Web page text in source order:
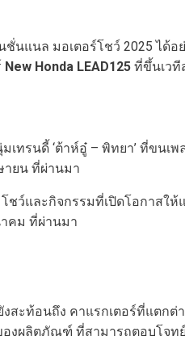
แนล มอเตอร์โชว์ 2025 ได้
New Honda LEAD125 ที่ขึ้นเวที
รนดี้ ‘ต้าห์อู๋ – พิทยา’ ที่ขนเ
ายน ที่ผ่านมา
ชว์และกิจกรรมที่เปิดโอกาส
าคม ที่ผ่านมา
ท้อนถึง คาแรกเตอร์ที่แตกต่
ผลิตภัณฑ์ ที่สามารถตอบโจท